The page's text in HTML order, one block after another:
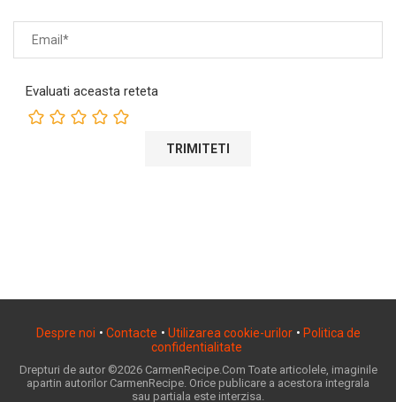
Evaluati aceasta reteta
Despre noi • Contacte • Utilizarea cookie-urilor • Politica de
confidentialitate
Drepturi de autor ©2026 CarmenRecipe.Com Toate articolele, imaginile
apartin autorilor CarmenRecipe. Orice publicare a acestora integrala
sau partiala este interzisa.